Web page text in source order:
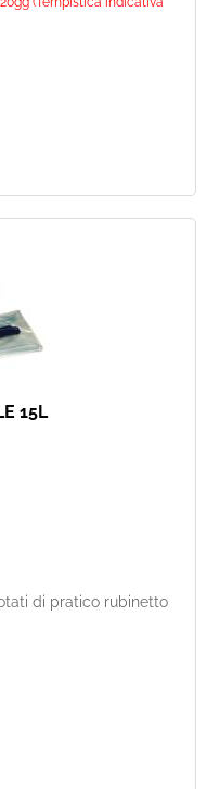
15L
di pratico rubinetto